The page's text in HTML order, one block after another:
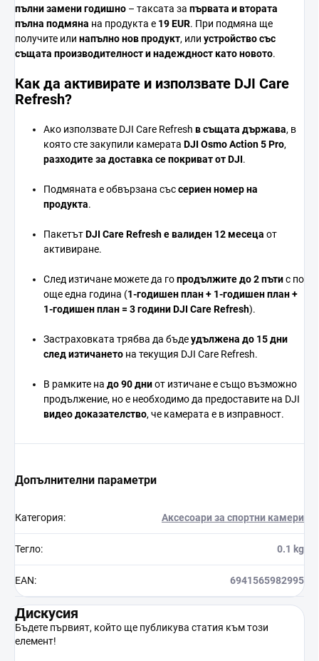
пълнизаменигодишно – таксата за първата ивтората
пълна подмяна на продукта е 19EUR. При подмяна ще
получите или напълноновпродукт, или устройствосъс
същата производителностинадеждносткатоновото.
Как да активирате и използвате DJI Care
Refresh?
Ако използвате DJI Care Refresh всъщата държава, в
коятостезакупили камерата DJI OsmoAction 5Pro,
разходитеза доставка сепокриватотDJI.
Подмяната еобвързана съссериенномерна
продукта.
ПакетътDJI CareRefreshевалиден 12месеца от
активиране.
След изтичане можете да гопродължитедо 2пътис по
ощеедна година (1-годишенплан + 1-годишенплан +
1-годишенплан = 3годиниDJI CareRefresh).
Застраховката трябва да бъдеудължена до 15дни
следизтичането на текущия DJI Care Refresh.
В рамките на до 90дниот изтичанеесъщо възможно
продължение, ное необходимо да предоставите на DJI
видеодоказателство, че камерата е в изправност.
Допълнителни параметри
Категория: Аксесоари за спортни камери
Тегло: 0.1 kg
EAN: 6941565982995
Дискусия
Бъдете първият, който ще публикува статия към този
елемент!